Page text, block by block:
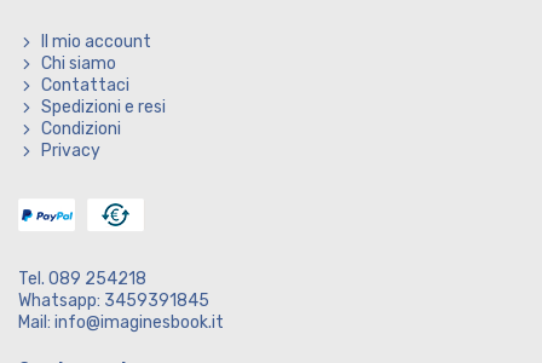
Il mio account
Chi siamo
Contattaci
Spedizioni e resi
Condizioni
Privacy
Tel. 089 254218
Whatsapp: 3459391845
Mail: info@imaginesbook.it